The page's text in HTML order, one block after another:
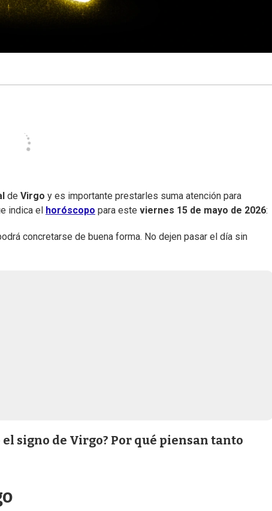
de Virgo y es importante prestarles suma atención para
indica el
horóscopo para este viernes 15 de mayo de 2026:
concretarse de buena forma. No dejen pasar el día sin
el signo de Virgo? Por qué piensan tanto